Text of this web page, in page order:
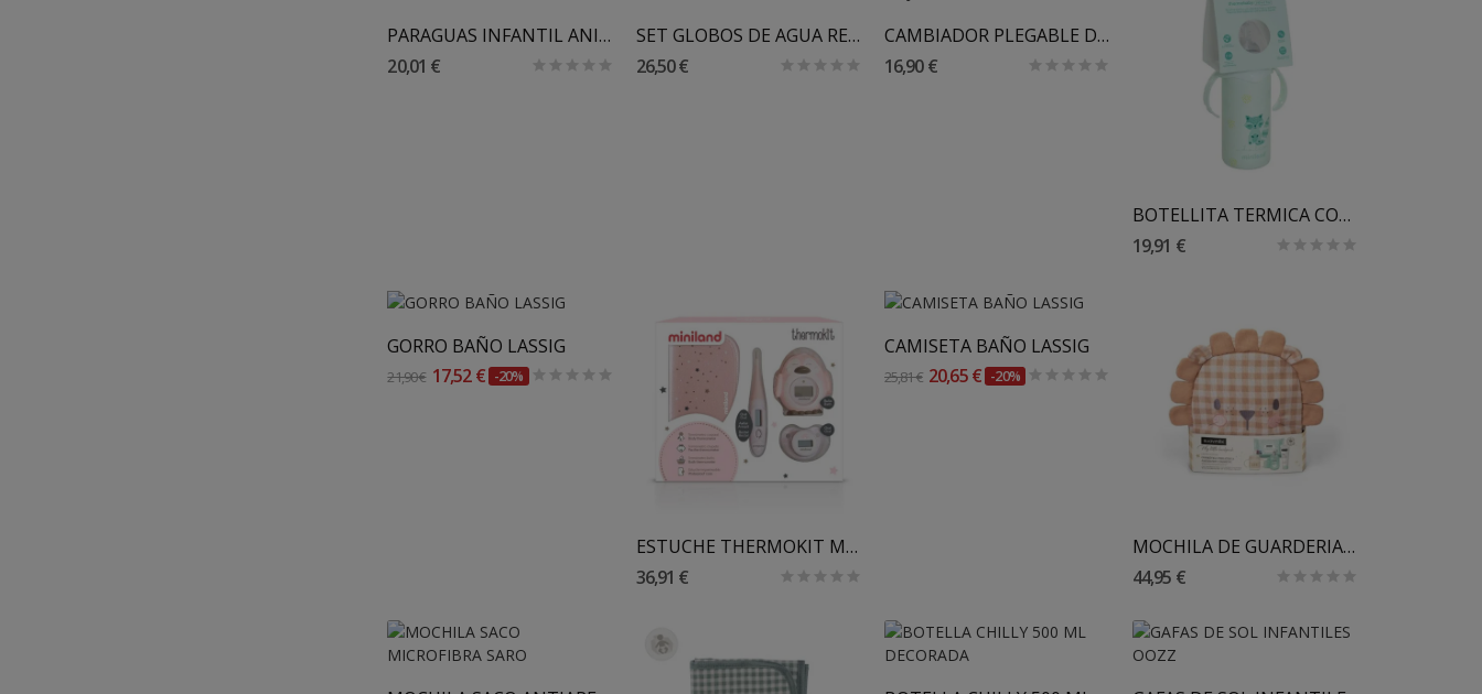
PARAGUAS INFANTIL ANIMALES TRIXIE
20,01 €
SET GLOBOS DE AGUA REUTILIZABLES SARO
26,50 €
CAMBIADOR PLEGABLE DE VIAJE SARO
16,90 €
Añadir Al Carrito
BOTELLITA TERMICA CON TETINA THERMOBABY MINILAND
19,91 €
GORRO BAÑO LASSIG
21,90 € 17,52 € -20%
Añadir Al Carrito
ESTUCHE THERMOKIT MINILAND
36,91 €
CAMISETA BAÑO LASSIG
25,81 € 20,65 € -20%
Añadir Al Carrito
MOCHILA DE GUARDERIA SUAVINEX
44,95 €
Añadir Al Carrito Añadir Al Carrito